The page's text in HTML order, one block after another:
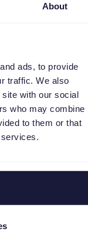
About
ads, to provide
traffic. We also
with our social
who may combine
to them or that
outil
le
le